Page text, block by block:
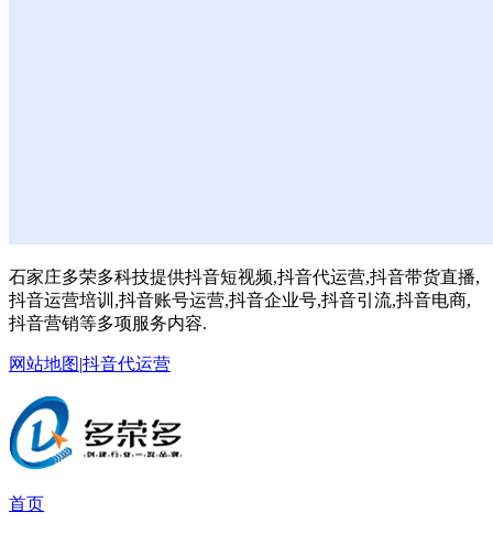
石家庄多荣多科技提供抖音短视频,抖音代运营,抖音带货直播,
抖音运营培训,抖音账号运营,抖音企业号,抖音引流,抖音电商,
抖音营销等多项服务内容.
网站地图|抖音代运营
首页